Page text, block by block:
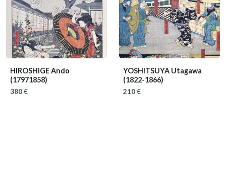
HIROSHIGE Ando
(17971858)
380 €
YOSHITSUYA Utagawa
(1822-1866)
210 €